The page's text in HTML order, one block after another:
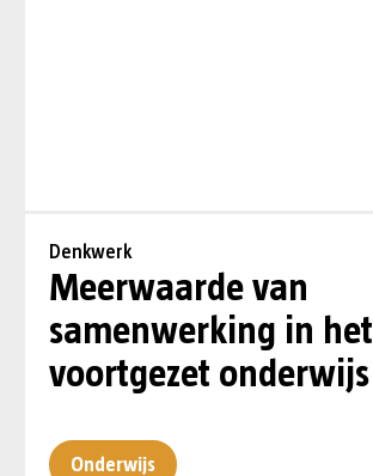
Denkwerk
Meerwaarde van
samenwerking in het
voortgezet onderwijs
Onderwijs